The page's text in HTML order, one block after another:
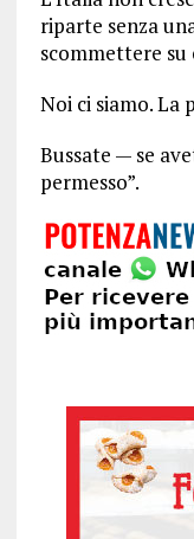
riparte senza
scommettere su
Noi ci siamo. La
Bussate — se
permesso”.